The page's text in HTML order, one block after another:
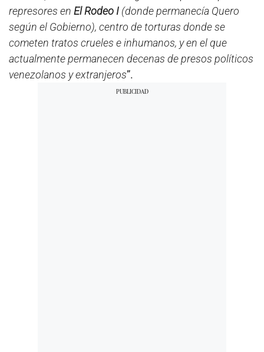
represores en El Rodeo I (donde permanecía Quero
según el Gobierno), centro de torturas donde se
cometen tratos crueles e inhumanos, y en el que
actualmente permanecen decenas de presos políticos
venezolanos y extranjeros”.